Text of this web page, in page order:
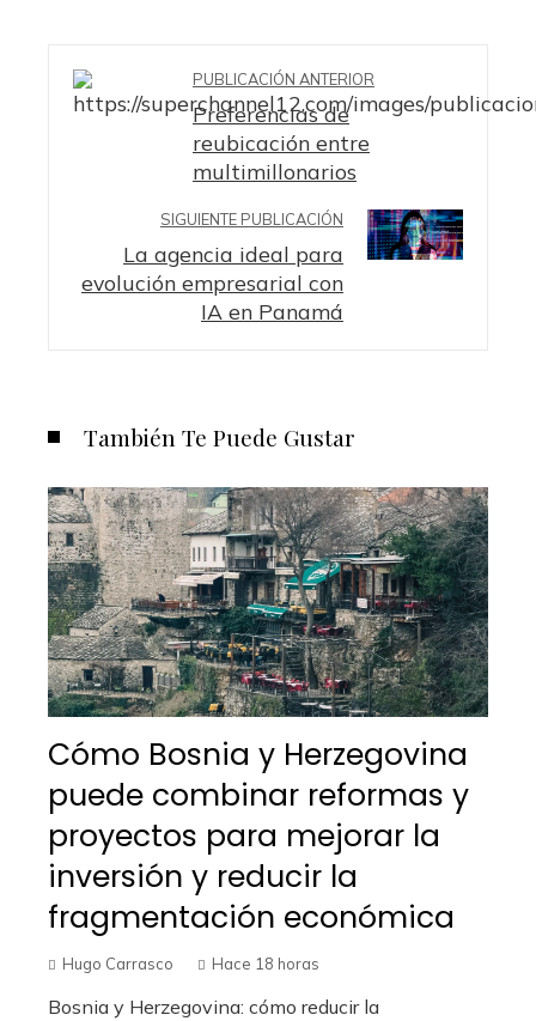
PUBLICACIÓN ANTERIOR
Preferencias de
reubicación entre
multimillonarios
SIGUIENTE PUBLICACIÓN
La agencia ideal para
evolución empresarial con
IA en Panamá
También Te Puede Gustar
Cómo Bosnia y Herzegovina
puede combinar reformas y
proyectos para mejorar la
inversión y reducir la
fragmentación económica
Hugo Carrasco Hace 18 horas
Bosnia y Herzegovina: cómo reducir la